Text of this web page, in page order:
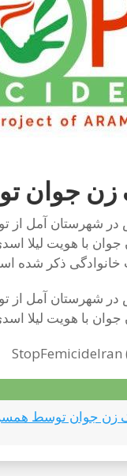
زن
آمل از
آبان ١٤٠٣ (٢٣ اکتبر
خانوادگی ذکر شده
آمل از